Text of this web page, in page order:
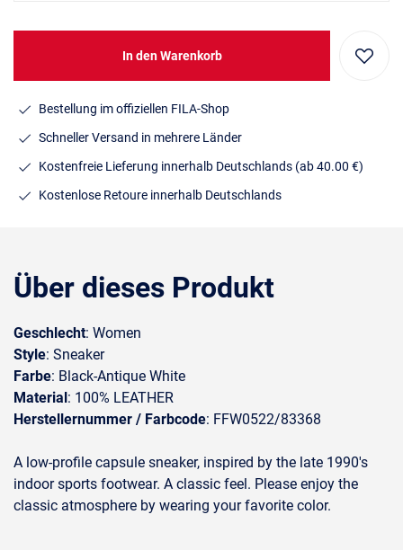
In den Warenkorb
Bestellung im offiziellen FILA-Shop
Schneller Versand in mehrere Länder
Kostenfreie Lieferung innerhalb Deutschlands (ab 40.00 €)
Kostenlose Retoure innerhalb Deutschlands
Über dieses Produkt
Geschlecht: Women
Style: Sneaker
Farbe: Black-Antique White
Material: 100% LEATHER
Herstellernummer / Farbcode: FFW0522/83368
A low-profile capsule sneaker, inspired by the late 1990's
indoor sports footwear. A classic feel. Please enjoy the
classic atmosphere by wearing your favorite color.